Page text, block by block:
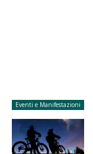
Eventi e Manifestazioni